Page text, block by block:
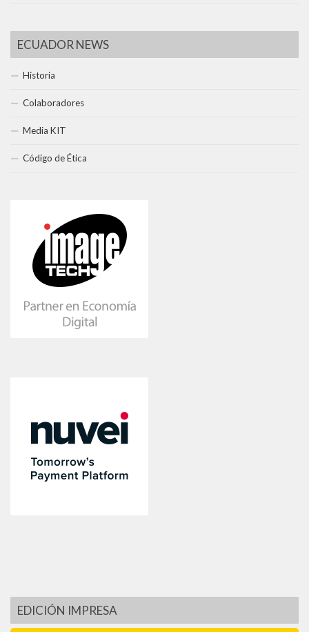
ECUADOR NEWS
Historia
Colaboradores
Media KIT
Código de Ética
EDICIÓN IMPRESA